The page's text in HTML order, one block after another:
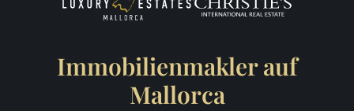
Immobilienmakler auf
Mallorca